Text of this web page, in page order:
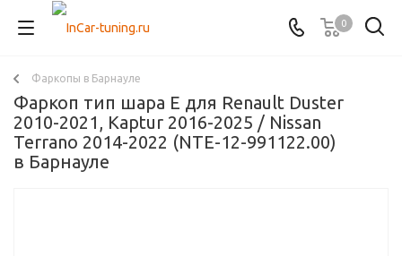
0
Фаркопы в Барнауле
Фаркоп тип шара E для Renault Duster
2010-2021, Kaptur 2016-2025 / Nissan
Terrano 2014-2022 (NTE-12-991122.00)
в Барнауле